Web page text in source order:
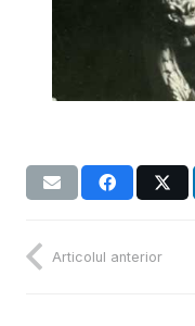
Articolul anterior